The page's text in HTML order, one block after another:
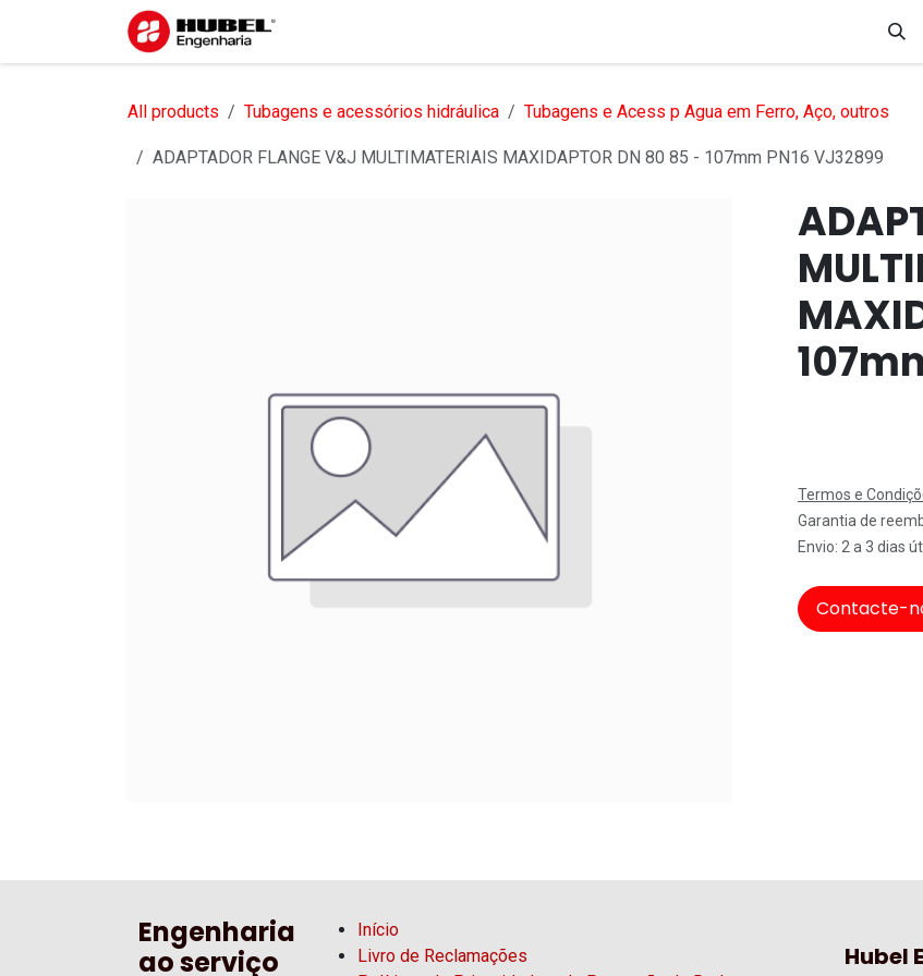
Pular para o conteúdo
All products Tubagens e acessórios hidráulica Tubagens e Acess p Agua em Ferro, Aço, outros
ADAPTADOR FLANGE V&J MULTIMATERIAIS MAXIDAPTOR DN 80 85 - 107mm PN16 VJ32899
Termos e
Garantia de
Envio: 2 a 3 dias
Contacte-
Hubel
Engenharia
ao serviço
Início
Livro de Reclamações